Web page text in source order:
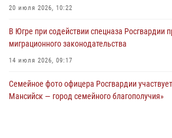
60-летний юбилей
20 июля 2026, 10:22
В Югре при содействии спецназа Росгвардии
миграционного законодательства
14 июля 2026, 09:17
Семейное фото офицера Росгвардии
Мансийск — город семейного благополучия»